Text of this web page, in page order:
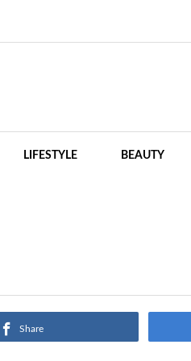
LIFESTYLE BEAUTY
Share